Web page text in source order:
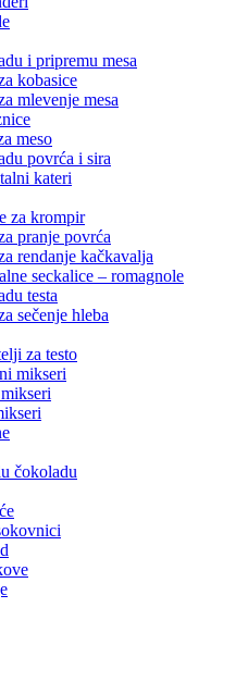
i pripremu mesa
kobasice
mlevenje mesa
meso
povrća i sira
kateri
za krompir
pranje povrća
rendanje kačkavalja
seckalice – romagnole
testa
sečenje hleba
za testo
mikseri
čokoladu